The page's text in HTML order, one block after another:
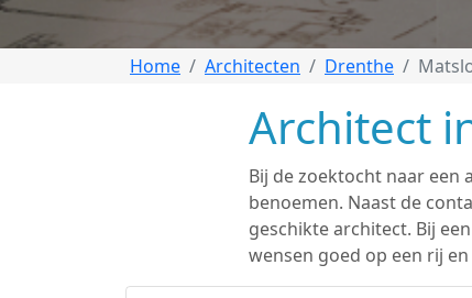
Home Architecten Drenthe
Architect
Bij de zoektocht naar
benoemen. Naast de
geschikte architect. Bij
wensen goed op een rij